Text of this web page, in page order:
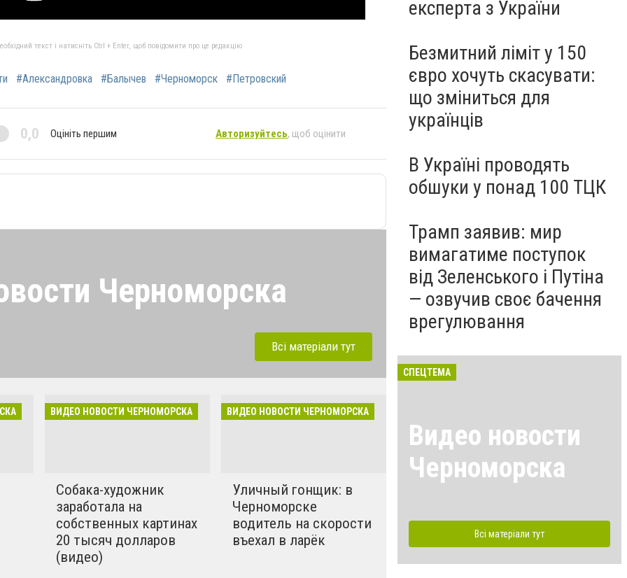
текст і натисніть Ctrl + Enter, щоб повідомити про це редакцію
#Александровка #Балычев #Черноморск #Петровский
0,0 Оцініть першим Авторизуйтесь, щоб оцінити
Черноморска
наше бесплатное
IOS / Android.
Всі матеріали тут
ВИДЕО НОВОСТИ ЧЕРНОМОРСКА
Собака-художник
заработала на
собственных картинах
20 тысяч долларов
(видео)
ВИДЕО НОВОСТИ ЧЕРНОМОРСКА
Уличный гонщик: в
Черноморске
водитель на скорости
въехал в ларёк
експерта з України
Безмитний ліміт у 150
євро хочуть скасувати:
що зміниться для
українців
В Україні проводять
обшуки у понад 100 ТЦК
Трамп заявив: мир
вимагатиме поступок
від Зеленського і Путіна
— озвучив своє бачення
врегулювання
СПЕЦТЕМА
Видео новости
Черноморска
Всі матеріали тут